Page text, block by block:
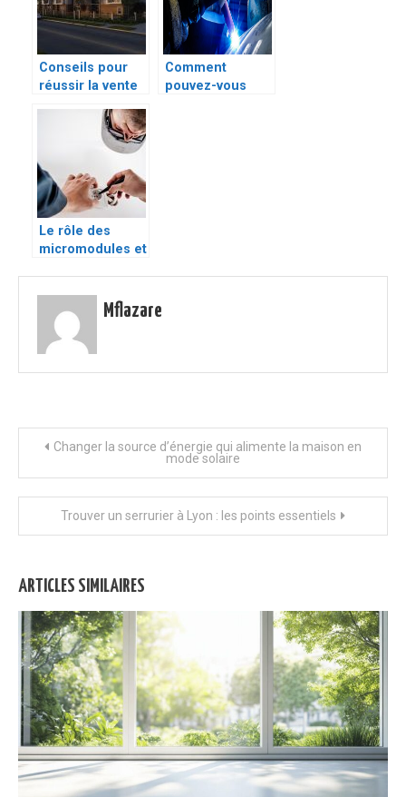
réduite?
Conseils pour
réussir la vente
immobilier
Comment
pouvez-vous
Le rôle des
micromodules et
d’un expert
qualifié
Mflazare
Navigation
l’article
Changer la source d’énergie qui alimente la maison en
mode solaire
Trouver un serrurier à Lyon : les points essentiels
ARTICLES SIMILAIRES